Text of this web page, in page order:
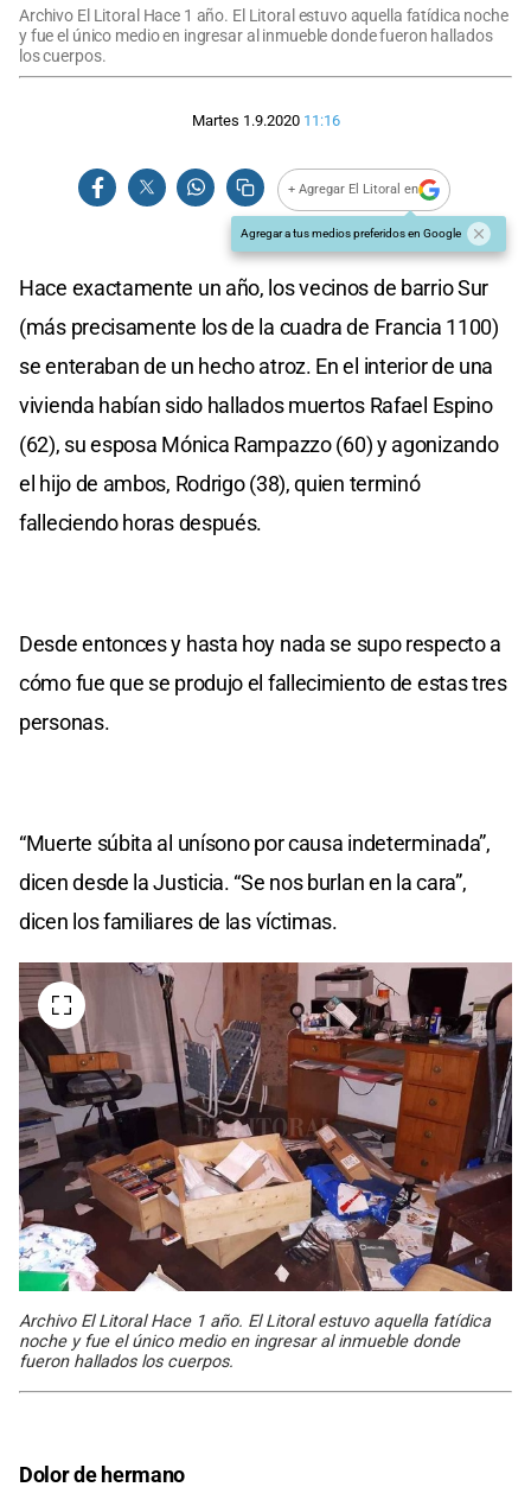
Archivo El Litoral Hace 1 año. El Litoral estuvo aquella fatídica noche
y fue el único medio en ingresar al inmueble donde fueron hallados
los cuerpos.
Martes 1.9.2020 11:16
+ Agregar El Litoral en
Agregar a tus medios preferidos en Google
Hace exactamente un año, los vecinos de barrio Sur
(más precisamente los de la cuadra de Francia 1100)
se enteraban de un hecho atroz. En el interior de una
vivienda habían sido hallados muertos Rafael Espino
(62), su esposa Mónica Rampazzo (60) y agonizando
el hijo de ambos, Rodrigo (38), quien terminó
falleciendo horas después.
Desde entonces y hasta hoy nada se supo respecto a
cómo fue que se produjo el fallecimiento de estas tres
personas.
“Muerte súbita al unísono por causa indeterminada”,
dicen desde la Justicia. “Se nos burlan en la cara”,
dicen los familiares de las víctimas.
Archivo El Litoral Hace 1 año. El Litoral estuvo aquella fatídica
noche y fue el único medio en ingresar al inmueble donde
fueron hallados los cuerpos.
Dolor de hermano